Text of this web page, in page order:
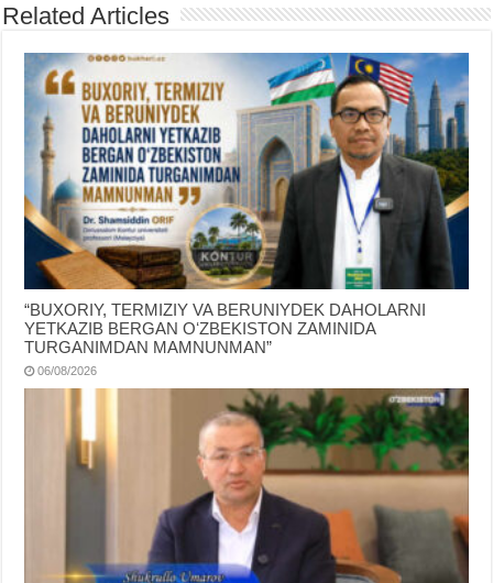
Related Articles
“BUXORIY, TERMIZIY VA BERUNIYDEK DAHOLARNI
YETKAZIB BERGAN OʻZBEKISTON ZAMINIDA
TURGANIMDAN MAMNUNMAN”
06/08/2026